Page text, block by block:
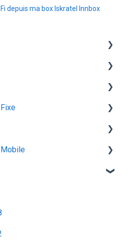
depuis ma box Iskratel Innbox
en option
- SVOD
vocale
sim
est
malvoyant